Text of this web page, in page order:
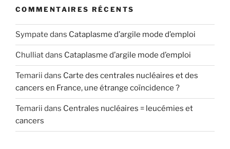
COMMENTAIRES RÉCENTS
Sympate dans Cataplasme d’argile mode d’emploi
Chulliatdans Cataplasme d’argile mode d’emploi
Temarii dans Carte des centrales nucléaires et des
cancers en France, une étrange coïncidence ?
Temarii dans Centrales nucléaires = leucémies et
cancers